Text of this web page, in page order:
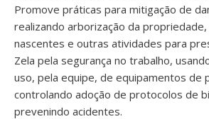
Promove práticas para mitigação de
realizando arborização da
nascentes e outras atividades para
Zela pela segurança no trabalho,
uso, pela equipe, de equipamentos de
controlando adoção de protocolos de
prevenindo acidentes.